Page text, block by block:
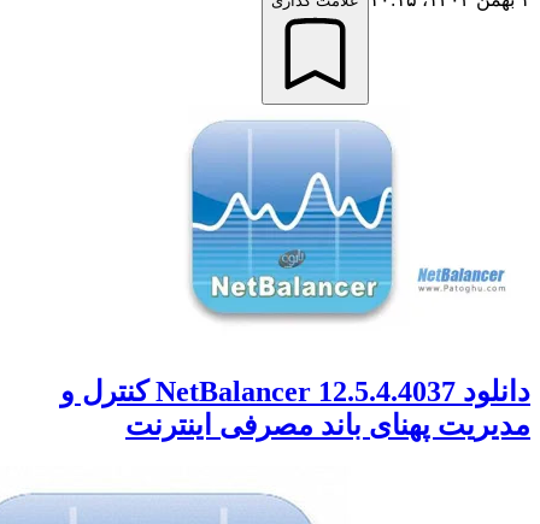
دانلود NetBalancer 12.5.4.4037 کنترل و
پهنای باند مصرفی اینترنت